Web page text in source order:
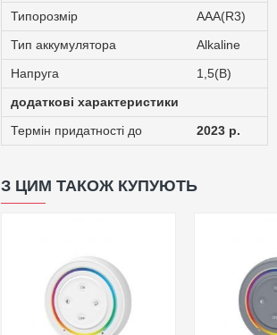
Типорозмір
AAA(R3)
Тип аккумулятора
Alkaline
Напруга
1,5(B)
додаткові характеристики
Термін придатності до
2023 р.
З ЦИМ ТАКОЖ КУПУЮТЬ